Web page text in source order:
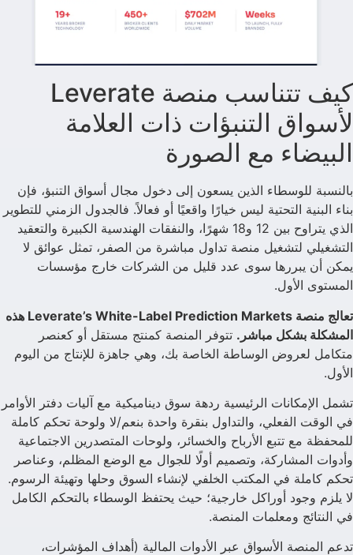
كيف تتناسب منصة Leverate
لأسواق التنبؤات ذات العلامة
البيضاء مع الصورة
بالنسبة للوسطاء الذين يسعون إلى دخول مجال أسواق التنبؤ، فإن
بناء البنية التحتية ليس خيارًا واقعيًا أو فعالاً. فالجدول الزمني للتطوير
الذي يتراوح بين 12 و18 شهرًا، والنفقات الهندسية الكبيرة والتعقيد
التشغيلي لتشغيل منصة تداول مباشرة من الصفر، تمثل عوائق لا
يمكن أن يبررها سوى عدد قليل من الشركات خارج مؤسسات
المستوى الأول.
تعالج منصة Leverate’s White-Label Prediction Markets هذه
المشكلة بشكل مباشر. تتوفر المنصة كمنتج مستقل أو كعنصر
متكامل لعروض الوساطة الخاصة بك، وهي جاهزة للإنتاج من اليوم
الأول.
تشمل الإمكانات الرئيسية ردهة سوق ديناميكية مع آليات دفتر الأوامر
في الوقت الفعلي، والتداول بنقرة واحدة بنعم/لا ولوحة تحكم كاملة
للمحفظة مع تتبع الأرباح والخسائر، ولوحات المتصدرين الاجتماعية
وأدوات المشاركة، وتصميم أولًا للجوال مع الوضع المظلم، وعناصر
تحكم كاملة في المكتب الخلفي لإنشاء السوق وحلها وتهيئة الرسوم.
لا يلزم وجود أوراكل خارجية؛ حيث يحتفظ الوسطاء بالتحكم الكامل
في النتائج ومعلمات المنصة.
تدعم المنصة الأسواق عبر الأدوات المالية (أهداف المؤشرات،